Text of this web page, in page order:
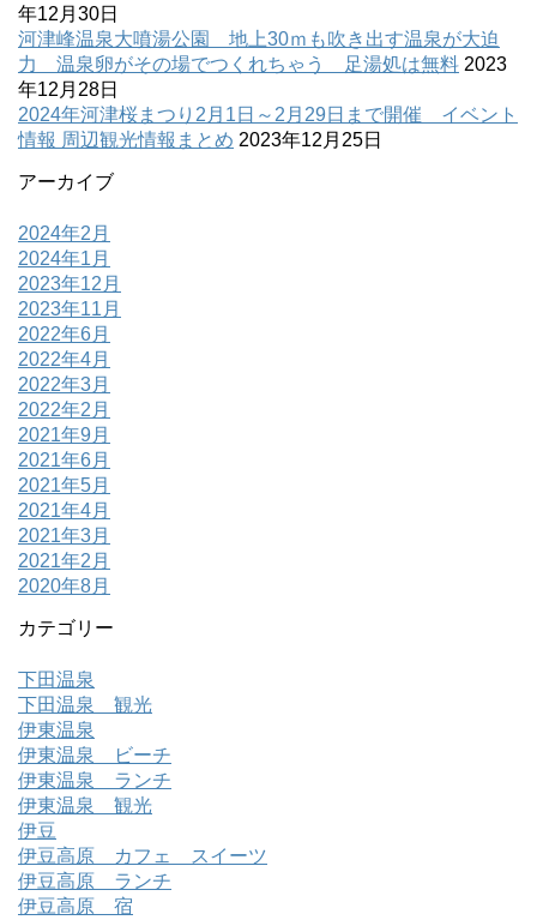
年12月30日
河津峰温泉大噴湯公園 地上30ｍも吹き出す温泉が大迫
力 温泉卵がその場でつくれちゃう 足湯処は無料 2023
年12月28日
2024年河津桜まつり2月1日～2月29日まで開催 イベント
情報 周辺観光情報まとめ 2023年12月25日
アーカイブ
2024年2月
2024年1月
2023年12月
2023年11月
2022年6月
2022年4月
2022年3月
2022年2月
2021年9月
2021年6月
2021年5月
2021年4月
2021年3月
2021年2月
2020年8月
カテゴリー
下田温泉
下田温泉 観光
伊東温泉
伊東温泉 ビーチ
伊東温泉 ランチ
伊東温泉 観光
伊豆
伊豆高原 カフェ スイーツ
伊豆高原 ランチ
伊豆高原 宿